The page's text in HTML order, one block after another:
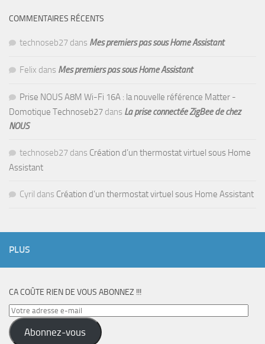
COMMENTAIRES RÉCENTS
technoseb27 dans Mes premiers pas sous Home Assistant
Felix dans Mes premiers pas sous Home Assistant
Prise NOUS A8M Wi-Fi 16A : la nouvelle référence Matter -
Domotique Technoseb27 dans La prise connectée ZigBee de chez
NOUS
technoseb27 dans Création d’un thermostat virtuel sous Home
Assistant
Cyril dans Création d’un thermostat virtuel sous Home Assistant
PLUS
CA COÛTE RIEN DE VOUS ABONNEZ !!!
Votre
adresse
e-
Abonnez-vous